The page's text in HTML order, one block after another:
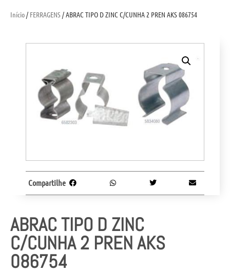
Início/ FERRAGENS/ ABRAC TIPO D ZINC C/CUNHA 2 PREN AKS 086754
ABRAC TIPO D ZINC
C/CUNHA 2 PREN AKS
086754
Compartilhe